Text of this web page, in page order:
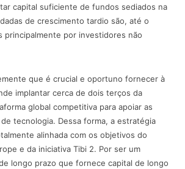
capital suficiente de fundos sediados na
de crescimento tardio são, até o
principalmente por investidores não
que é crucial e oportuno fornecer à
implantar cerca de dois terços da
global competitiva para apoiar as
tecnologia. Dessa forma, a estratégia
alinhada com os objetivos do
e da iniciativa Tibi 2. Por ser um
longo prazo que fornece capital de longo